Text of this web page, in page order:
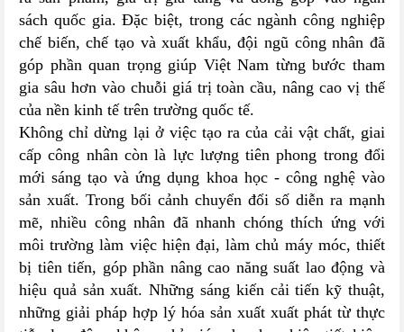
sách quốc gia. Đặc biệt, trong các ngành công nghiệp
chế biến, chế tạo và xuất khẩu, đội ngũ công nhân đã
góp phần quan trọng giúp Việt Nam từng bước tham
gia sâu hơn vào chuỗi giá trị toàn cầu, nâng cao vị thế
của nền kinh tế trên trường quốc tế.
Không chỉ dừng lại ở việc tạo ra của cải vật chất, giai
cấp công nhân còn là lực lượng tiên phong trong đổi
mới sáng tạo và ứng dụng khoa học - công nghệ vào
sản xuất. Trong bối cảnh chuyển đổi số diễn ra mạnh
mẽ, nhiều công nhân đã nhanh chóng thích ứng với
môi trường làm việc hiện đại, làm chủ máy móc, thiết
bị tiên tiến, góp phần nâng cao năng suất lao động và
hiệu quả sản xuất. Những sáng kiến cải tiến kỹ thuật,
những giải pháp hợp lý hóa sản xuất xuất phát từ thực